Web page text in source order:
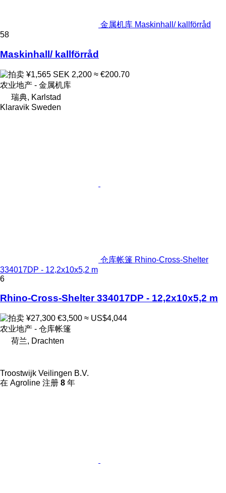
金属机库 Maskinhall/ kallförråd
58
Maskinhall/ kallförråd
¥1,565 SEK 2,200 ≈ €200.70
农业地产 - 金属机库
瑞典, Karlstad
Klaravik Sweden
仓库帐篷 Rhino-Cross-Shelter
334017DP - 12,2x10x5,2 m
6
Rhino-Cross-Shelter 334017DP - 12,2x10x5,2 m
¥27,300 €3,500 ≈ US$4,044
农业地产 - 仓库帐篷
荷兰, Drachten
Troostwijk Veilingen B.V.
在 Agroline 注册 8 年